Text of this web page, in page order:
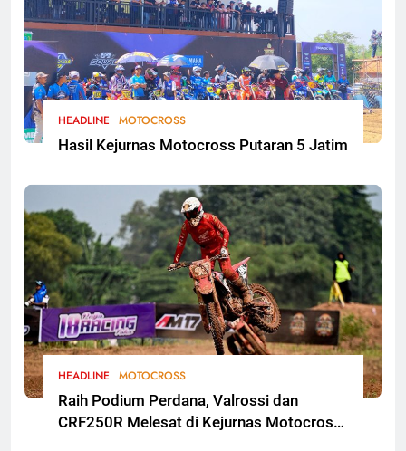
HEADLINE MOTOCROSS
Hasil Kejurnas Motocross Putaran 5 Jatim
HEADLINE MOTOCROSS
Raih Podium Perdana, Valrossi dan
CRF250R Melesat di Kejurnas Motocross